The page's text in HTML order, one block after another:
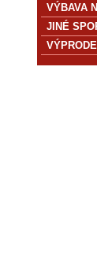
VÝBAVA
JINÉ